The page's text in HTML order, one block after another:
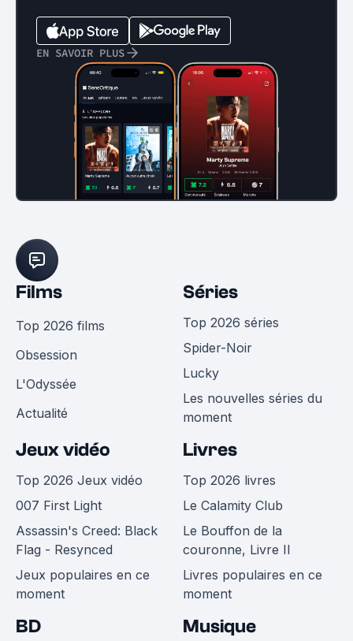
EN SAVOIR PLUS
Films
Top 2026 films
Obsession
L'Odyssée
Actualité
Séries
Top 2026 séries
Spider-Noir
Lucky
Les nouvelles séries du
moment
Jeux vidéo
Top 2026 Jeux vidéo
007 First Light
Assassin's Creed: Black
Flag - Resynced
Jeux populaires en ce
moment
Livres
Top 2026 livres
Le Calamity Club
Le Bouffon de la
couronne, Livre II
Livres populaires en ce
moment
BD Musique